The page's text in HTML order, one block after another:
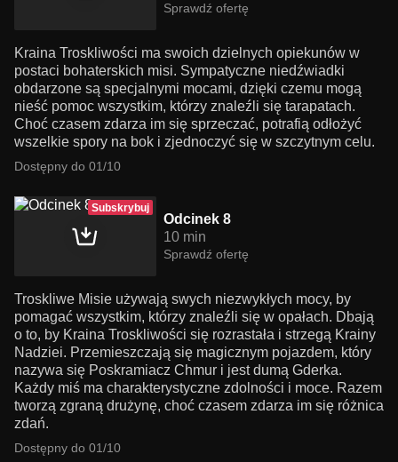
Sprawdź ofertę
Kraina Troskliwości ma swoich dzielnych opiekunów w
postaci bohaterskich misi. Sympatyczne niedźwiadki
obdarzone są specjalnymi mocami, dzięki czemu mogą
nieść pomoc wszystkim, którzy znaleźli się tarapatach.
Choć czasem zdarza im się sprzeczać, potrafią odłożyć
wszelkie spory na bok i zjednoczyć się w szczytnym celu.
Dostępny do 01/10
Subskrybuj
Odcinek 8
10 min
Sprawdź ofertę
Troskliwe Misie używają swych niezwykłych mocy, by
pomagać wszystkim, którzy znaleźli się w opałach. Dbają
o to, by Kraina Troskliwości się rozrastała i strzegą Krainy
Nadziei. Przemieszczają się magicznym pojazdem, który
nazywa się Poskramiacz Chmur i jest dumą Gderka.
Każdy miś ma charakterystyczne zdolności i moce. Razem
tworzą zgraną drużynę, choć czasem zdarza im się różnica
zdań.
Dostępny do 01/10